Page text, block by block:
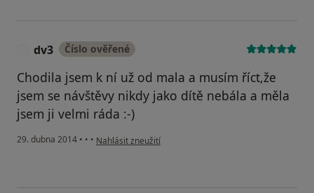
dv3 Číslo ověřené
Chodila jsem k ní už od mala a musím říct,že
jsem se návštěvy nikdy jako dítě nebála a měla
jsem ji velmi ráda :-)
29. dubna 2014 • • • podle názoru uživatele dv3
Nahlásit zneužití